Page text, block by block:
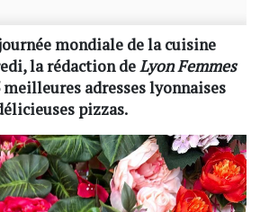
mondiale de la cuisine
la rédaction deLyon Femmes
meilleures adresses lyonnaises
pizzas.